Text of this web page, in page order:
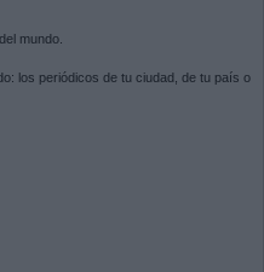
mundo.
los periódicos de tu ciudad, de tu país o